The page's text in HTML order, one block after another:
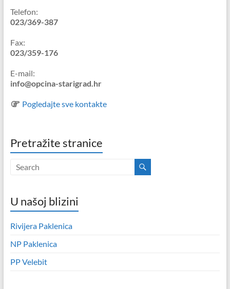
Telefon:
023/369-387
Fax:
023/359-176
E-mail:
info@opcina-starigrad.hr
Pogledajte sve kontakte
Pretražite stranice
U našoj blizini
Rivijera Paklenica
NP Paklenica
PP Velebit